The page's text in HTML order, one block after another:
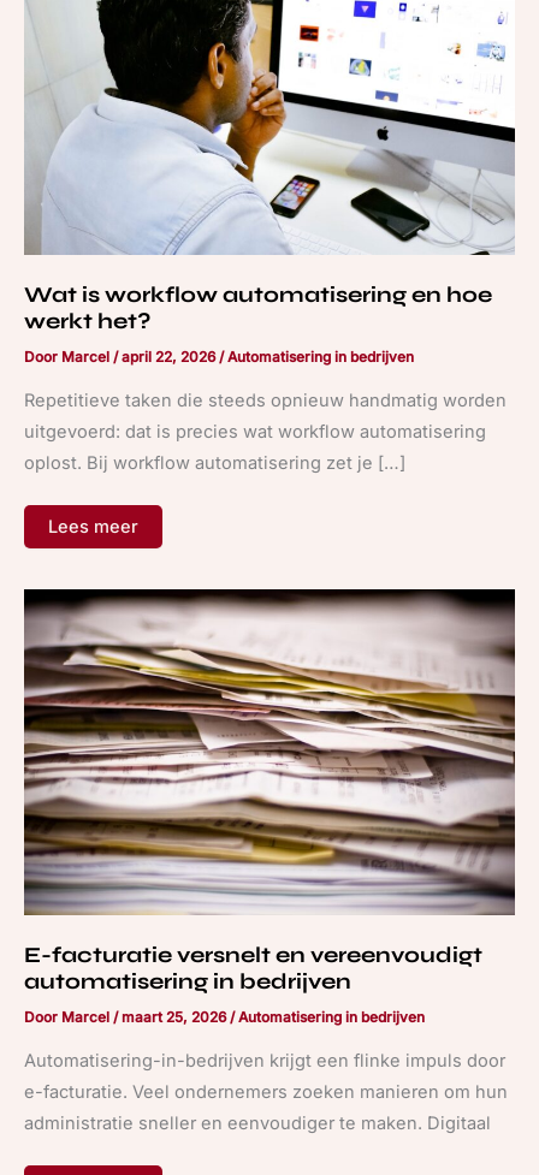
Wat is workflow automatisering en hoe
werkt het?
Door Marcel /april 22, 2026/Automatisering in bedrijven
Repetitieve taken die steeds opnieuw handmatig worden
uitgevoerd: dat is precies wat workflow automatisering
oplost. Bij workflow automatisering zet je […]
Lees meer
E-facturatie versnelt en vereenvoudigt
automatisering in bedrijven
Door Marcel /maart 25, 2026/Automatisering in bedrijven
Automatisering-in-bedrijven krijgt een flinke impuls door
e-facturatie. Veel ondernemers zoeken manieren om hun
administratie sneller en eenvoudiger te maken. Digitaal
E-
facturatie
versnelt
en
vereenvoudigt
automatisering
in
bedrijven